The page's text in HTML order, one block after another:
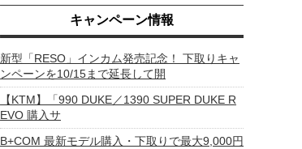
キャンペーン情報
新型「RESO」インカム発売記念！ 下取りキャ
ンペーンを10/15まで延長して開
【KTM】「990 DUKE／1390 SUPER DUKE R
EVO 購入サ
B+COM 最新モデル購入・下取りで最大9,000円